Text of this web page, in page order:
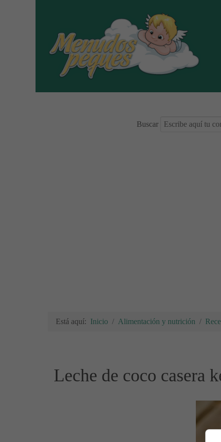
Buscar
Está aquí: Inicio Alimentación y nutrición
Leche de coco casera